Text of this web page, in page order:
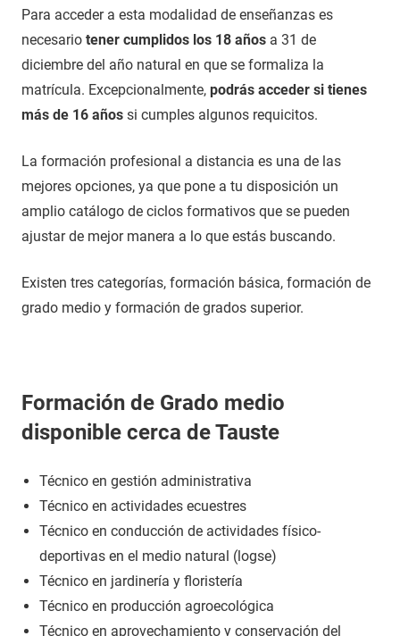
Para acceder a esta modalidad de enseñanzas es
necesario tener cumplidos los 18 años a 31 de
diciembre del año natural en que se formaliza la
matrícula. Excepcionalmente, podrás acceder si tienes
más de 16 años si cumples algunos requicitos.
La formación profesional a distancia es una de las
mejores opciones, ya que pone a tu disposición un
amplio catálogo de ciclos formativos que se pueden
ajustar de mejor manera a lo que estás buscando.
Existen tres categorías, formación básica, formación de
grado medio y formación de grados superior.
Formación de Grado medio
disponible cerca de Tauste
Técnico en gestión administrativa
Técnico en actividades ecuestres
Técnico en conducción de actividades físico-
deportivas en el medio natural (logse)
Técnico en jardinería y floristería
Técnico en producción agroecológica
Técnico en aprovechamiento y conservación del